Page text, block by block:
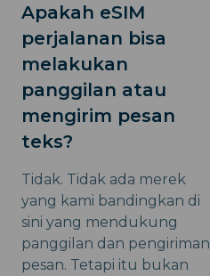
Apakah eSIM
perjalanan bisa
melakukan
panggilan atau
mengirim pesan
teks?
Tidak. Tidak ada merek
yang kami bandingkan di
sini yang mendukung
panggilan dan pengiriman
pesan. Tetapi itu bukan